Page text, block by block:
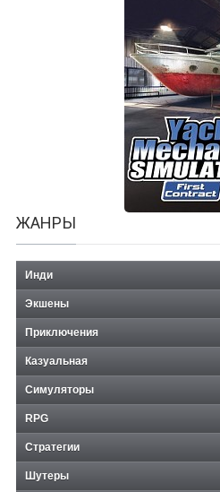
Dominus
Yacht Mechanic
ЖАНРЫ
Инди
Экшены
Приключения
Казуальная
Симуляторы
RPG
Стратегии
Шутеры